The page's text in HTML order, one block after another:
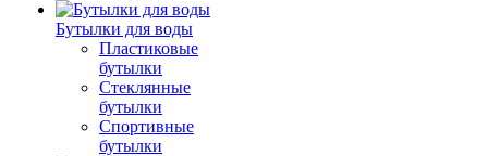
Бутылки для воды
Пластиковые
бутылки
Стеклянные
бутылки
Спортивные
бутылки